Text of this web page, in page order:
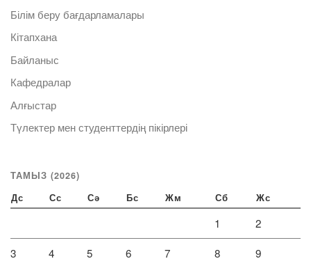
Білім беру бағдарламалары
Кітапхана
Байланыс
Кафедралар
Алғыстар
Түлектер мен студенттердің пікірлері
ТАМЫЗ (2026)
Дс Сс Сә Бс Жм Сб Жс
1 2
3 4 5 6 7 8 9